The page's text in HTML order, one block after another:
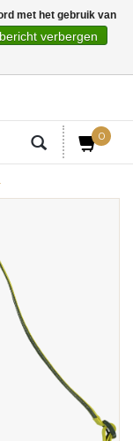
0
met het gebruik van
verbergen